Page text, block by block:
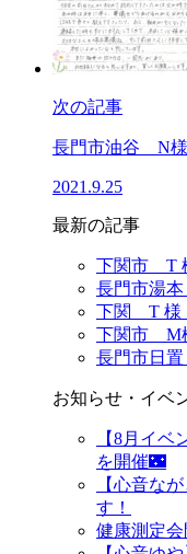
次の記事
長門市油谷 N
2021.9.25
最新の記事
下関市 T
長門市湯
下関 T 様
下関市 M
長門市日
お知らせ・イベ
【8月イ
を開催🌃
【心音な
す！
健康測定会